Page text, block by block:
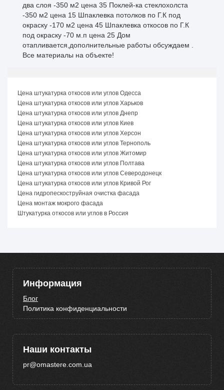
два слоя -350 м2 цена 35 Поклей-ка стеклохолста
-350 м2 цена 15 Шпаклевка потолков по Г.К под
окраску -170 м2 цена 45 Шпаклевка откосов по Г.К
под окраску -70 м.п цена 25 Дом
отапливается,дополнительные работы обсуждаем .
Все материалы на объекте!
Цена штукатурка откосов или углов Одесса
Цена штукатурка откосов или углов Харьков
Цена штукатурка откосов или углов Днепр
Цена штукатурка откосов или углов Киев
Цена штукатурка откосов или углов Херсон
Цена штукатурка откосов или углов Тернополь
Цена штукатурка откосов или углов Житомир
Цена штукатурка откосов или углов Полтава
Цена штукатурка откосов или углов Северодонецк
Цена штукатурка откосов или углов Кривой Рог
Цена гидропескоструйная очистка фасада
Цена монтаж мокрого фасада
Штукатурка откосов или углов в Россия
Информация
Блог
Политика конфиденциальности
Наши контакты
pr@omastere.com.ua